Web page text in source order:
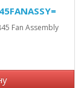
Fan Assembly